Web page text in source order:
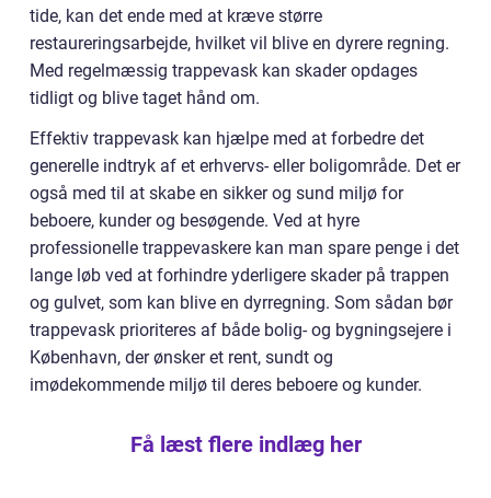
tide, kan det ende med at kræve større
restaureringsarbejde, hvilket vil blive en dyrere regning.
Med regelmæssig trappevask kan skader opdages
tidligt og blive taget hånd om.
Effektiv trappevask kan hjælpe med at forbedre det
generelle indtryk af et erhvervs- eller boligområde. Det er
også med til at skabe en sikker og sund miljø for
beboere, kunder og besøgende. Ved at hyre
professionelle trappevaskere kan man spare penge i det
lange løb ved at forhindre yderligere skader på trappen
og gulvet, som kan blive en dyrregning. Som sådan bør
trappevask prioriteres af både bolig- og bygningsejere i
København, der ønsker et rent, sundt og
imødekommende miljø til deres beboere og kunder.
Få læst flere indlæg her